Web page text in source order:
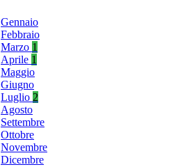
Gennaio
Febbraio
Marzo 1
Aprile 1
Maggio
Giugno
Luglio 2
Agosto
Settembre
Ottobre
Novembre
Dicembre